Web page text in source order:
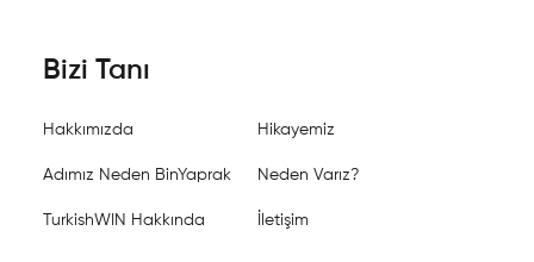
Bizi Tanı
Hakkımızda Hikayemiz
Adımız Neden BinYaprak Neden Varız?
TurkishWIN Hakkında İletişim